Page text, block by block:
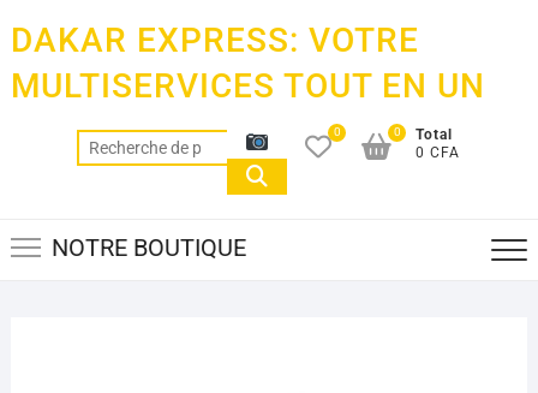
content
DAKAR EXPRESS: VOTRE
MULTISERVICES TOUT EN UN
Recherche
pour :
0
Total
0 CFA
0
NOTRE BOUTIQUE